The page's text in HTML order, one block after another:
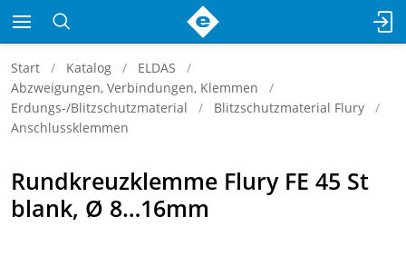
Start Katalog
ELDAS
Abzweigungen, Verbindungen, Klemmen
Erdungs-/Blitzschutzmaterial
Blitzschutzmaterial Flury
Anschlussklemmen
Rundkreuzklemme Flury FE 45 St
blank, Ø 8…16mm